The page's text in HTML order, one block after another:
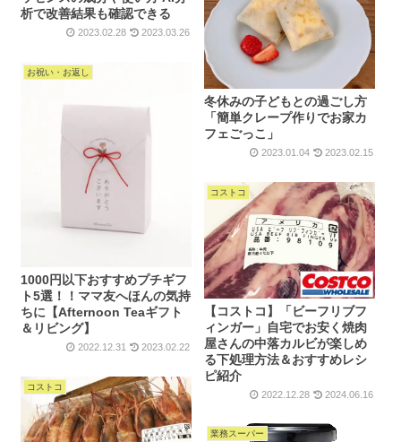
析で改善結果も確認できる
2023.02.28 2023.03.26
冬休みの子どもとの過ごし方
「簡単クレープ作りでお家カ
フェごっこ」
2023.01.04 2023.02.15
お祝い・お返し
1000円以下おすすめプチギフ
ト5選！！ママ友へほんの気持
ちに【Afternoon Teaギフト
＆リビング】
2022.12.31 2023.02.22
コストコ
【コストコ】「ビーフリブフ
ィンガー」自宅でお安く焼肉
屋さんの中落カルビが楽しめ
る下処理方法＆おすすめレシ
ピ紹介
2022.12.28 2024.06.16
コストコ
業務スーパー